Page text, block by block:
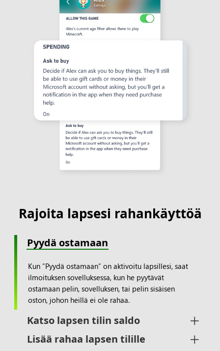
Rajoita lapsesi rahankäyttöä
Pyydä ostamaan
Katso lapsen tilin saldo
Lisää rahaa lapsen tilille
Kun ”Pyydä ostamaan” on aktivoitu lapsillesi, saat
ilmoituksen sovelluksessa, kun he pyytävät
ostamaan pelin, sovelluksen, tai pelin sisäisen
oston, johon heillä ei ole rahaa.